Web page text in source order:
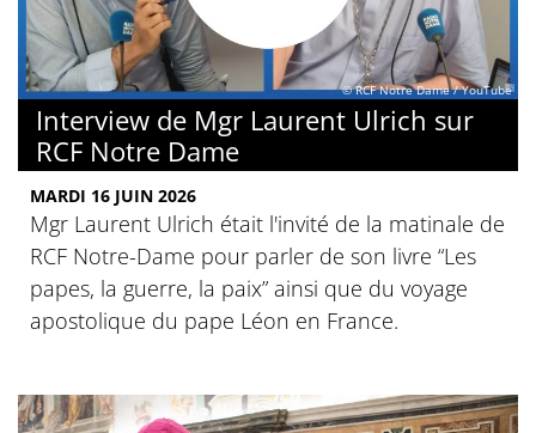
© RCF Notre Dame / YouTube
Interview de Mgr Laurent Ulrich sur
RCF Notre Dame
MARDI 16 JUIN 2026
Mgr Laurent Ulrich était l'invité de la matinale de
RCF Notre-Dame pour parler de son livre “Les
papes, la guerre, la paix” ainsi que du voyage
apostolique du pape Léon en France.